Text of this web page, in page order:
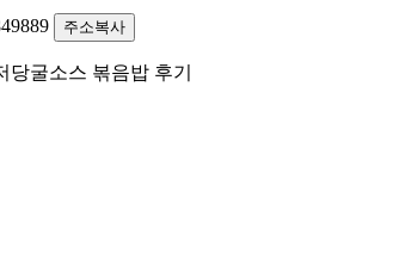
주소복사